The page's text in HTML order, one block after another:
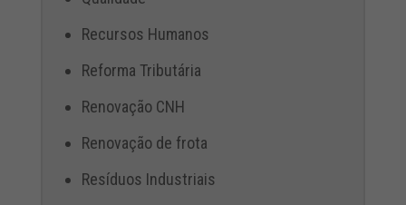
Recursos Humanos
Reforma Tributária
Renovação CNH
Renovação de frota
Resíduos Industriais